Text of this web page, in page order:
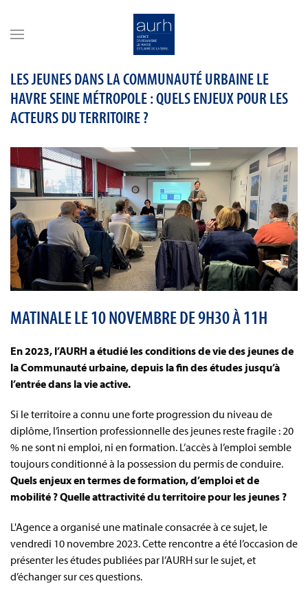
LES JEUNES DANS LA COMMUNAUTÉ URBAINE LE
HAVRE SEINE MÉTROPOLE : QUELS ENJEUX POUR LES
ACTEURS DU TERRITOIRE ?
MATINALE LE 10 NOVEMBRE DE 9H30 À 11H
En 2023, l’AURH a étudié les conditions de vie des jeunes de
la Communauté urbaine, depuis la fin des études jusqu’à
l’entrée dans la vie active.
Si le territoire a connu une forte progression du niveau de
diplôme, l’insertion professionnelle des jeunes reste fragile : 20
% ne sont ni emploi, ni en formation. L’accès à l’emploi semble
toujours conditionné à la possession du permis de conduire.
Quels enjeux en termes de formation, d’emploi et de
mobilité ?Quelle attractivité du territoire pour les jeunes ?
L'Agence a organisé une matinale consacrée à ce sujet, le
vendredi 10 novembre 2023. Cette rencontre a été l’occasion de
présenter les études publiées par l’AURH sur le sujet, et
d’échanger sur ces questions.